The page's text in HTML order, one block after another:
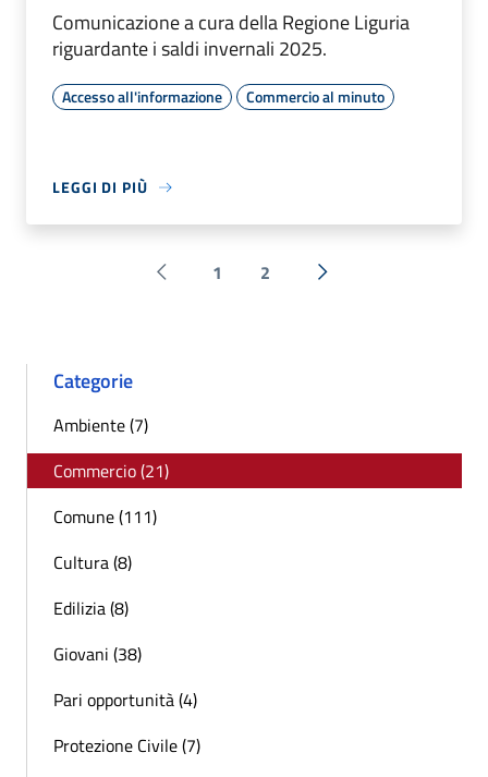
Comunicazione a cura della Regione Liguria
riguardante i saldi invernali 2025.
Accesso all'informazione Commercio al minuto
LEGGI DI PIÙ
Pagina precedente
1 2 Successiva »
Categorie
Ambiente (7)
Commercio (21)
Comune (111)
Cultura (8)
Edilizia (8)
Giovani (38)
Pari opportunità (4)
Protezione Civile (7)